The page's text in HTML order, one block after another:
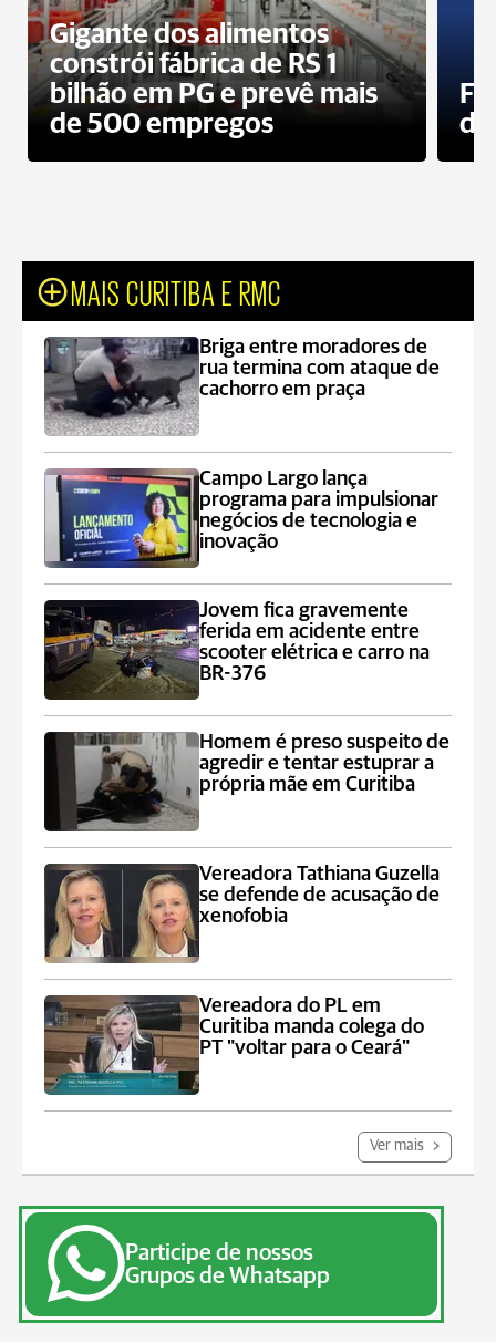
Gigante dos alimentos
constrói fábrica de RS 1
bilhão em PG e prevê mais
de 500 empregos
MAIS CURITIBA E RMC
Briga entre moradores de
rua termina com ataque de
cachorro em praça
Campo Largo lança
programa para impulsionar
negócios de tecnologia e
inovação
Jovem fica gravemente
ferida em acidente entre
scooter elétrica e carro na
BR-376
Homem é preso suspeito de
agredir e tentar estuprar a
própria mãe em Curitiba
Vereadora Tathiana Guzella
se defende de acusação de
xenofobia
Vereadora do PL em
Curitiba manda colega do
PT "voltar para o Ceará"
Ver mais
Participe de nossos
Grupos de Whatsapp